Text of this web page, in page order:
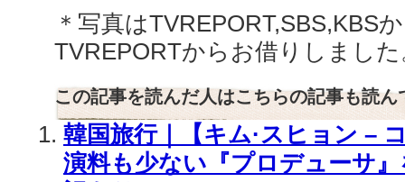
＊写真はTVREPORT,SBS,KBS
TVREPORTからお借りしまし
この記事を読んだ人はこちらの記事も読ん
韓国旅行｜【キム·スヒョン –
演料も少ない『プロデューサ